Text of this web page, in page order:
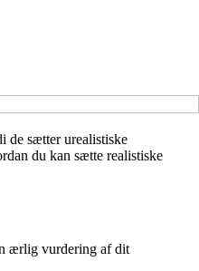
de sætter urealistiske
du kan sætte realistiske
ærlig vurdering af dit